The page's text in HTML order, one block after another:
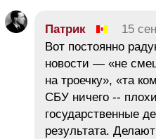
Патрик 15
Вот постоянно
новости — «не
на троечку», «та
СБУ ничего --
государственные
результата.